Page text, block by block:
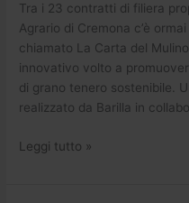
Tra i 23 contratti di filiera
Agrario di Cremona c’è
chiamato La Carta del
innovativo volto a
di grano tenero sostenibile.
realizzato da Barilla in
Leggi tutto »